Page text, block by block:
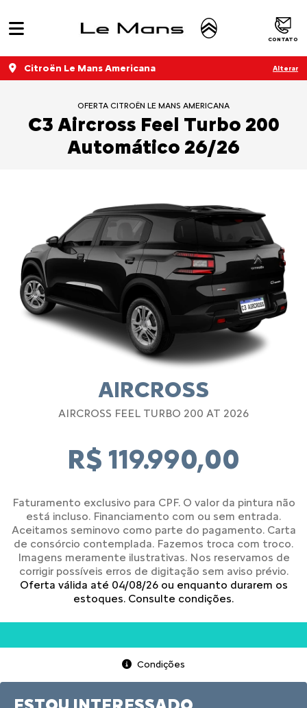
CONTATO
Citroën Le Mans Americana Alterar
OFERTA CITROËN LE MANS AMERICANA
C3 Aircross Feel Turbo 200
Automático 26/26
AIRCROSS
AIRCROSS FEEL TURBO 200 AT 2026
R$ 119.990,00
Faturamento exclusivo para CPF. O valor da pintura não
está incluso. Financiamento com ou sem entrada.
Aceitamos seminovo como parte do pagamento. Carta
de consórcio contemplada. Fazemos troca com troco.
Imagens meramente ilustrativas. Nos reservamos de
corrigir possíveis erros de digitação sem aviso prévio.
Oferta válida até 04/08/26 ou enquanto durarem os
estoques. Consulte condições.
Condições